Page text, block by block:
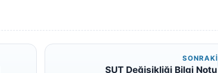
SONRAKI
SUT Değişikliği Bilgi Notu